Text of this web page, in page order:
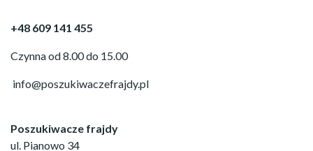
+48 609 141 455
Czynna od 8.00 do 15.00
info@poszukiwaczefrajdy.pl
Poszukiwacze frajdy
ul. Pianowo 34